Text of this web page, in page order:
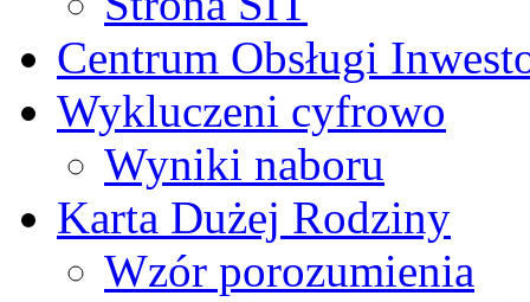
Centrum Obsługi
Wykluczeni cyfrowo
Wyniki naboru
Karta Dużej Rodziny
Wzór porozumienia